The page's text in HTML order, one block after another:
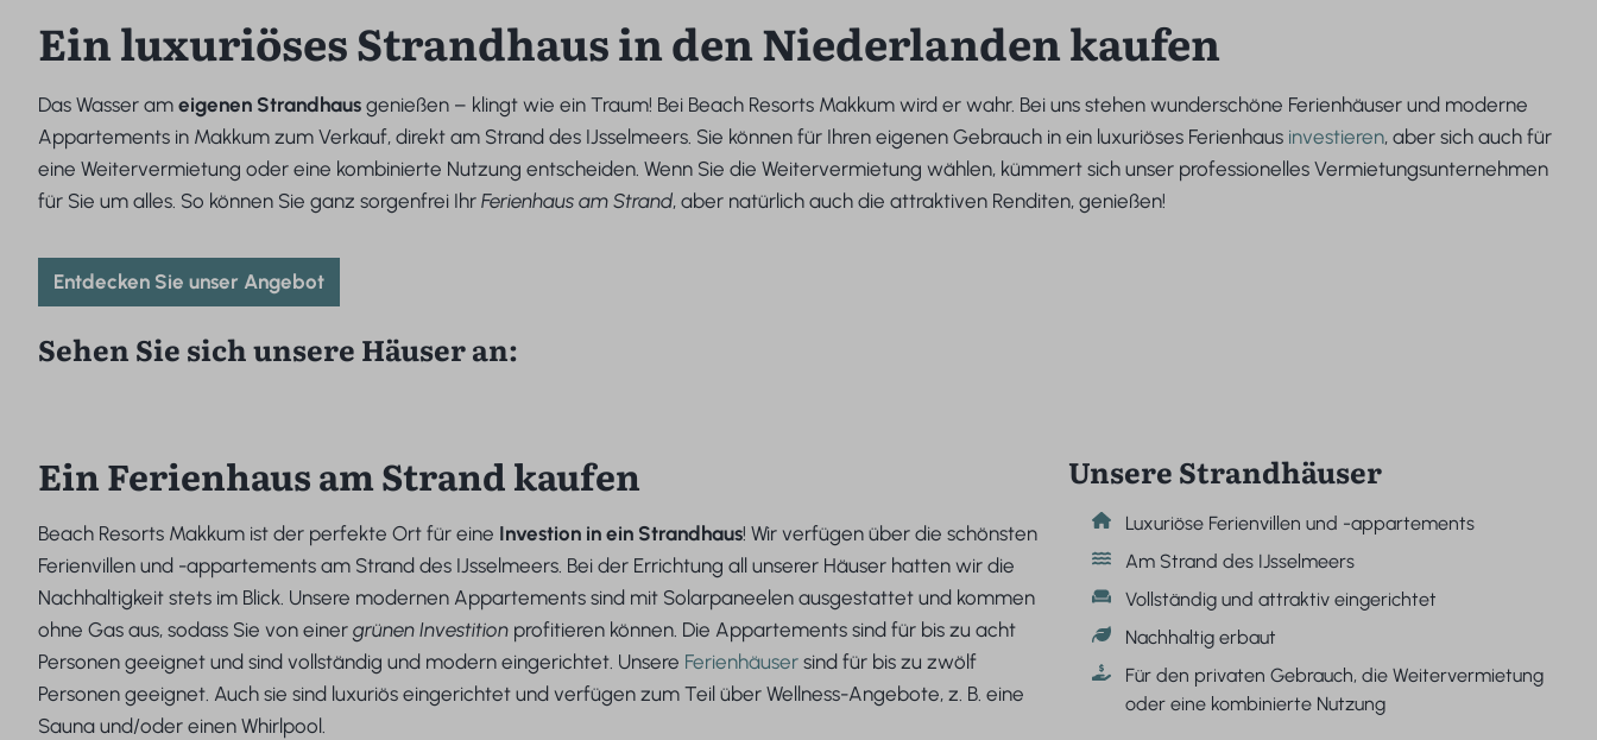
Ein luxuriöses Strandhaus in den Niederlanden kaufen
Das Wasser ameigenen Strandhaus genießen – klingt wie ein Traum! Bei Beach Resorts Makkum wird er wahr. Bei uns stehen wunderschöne Ferienhäuser und moderne
Appartements in Makkum zum Verkauf, direkt am Strand des IJsselmeers. Sie können für Ihren eigenen Gebrauch in ein luxuriöses Ferienhaus investieren, aber sich auch für
eine Weitervermietung oder eine kombinierte Nutzung entscheiden. Wenn Sie die Weitervermietung wählen, kümmert sich unser professionelles Vermietungsunternehmen
für Sie um alles. So können Sie ganz sorgenfrei IhrFerienhaus am Strand, aber natürlich auch die attraktiven Renditen, genießen!
Entdecken Sie unser Angebot
Sehen Sie sich unsere Häuser an:
Ein Ferienhaus am Strand kaufen
Beach Resorts Makkum ist der perfekte Ort für eine Investion in ein Strandhaus! Wir verfügen über die schönsten
Ferienvillen und -appartements am Strand des IJsselmeers. Bei der Errichtung all unserer Häuser hatten wir die
Nachhaltigkeit stets im Blick. Unsere modernen Appartements sind mit Solarpaneelen ausgestattet und kommen
ohne Gas aus, sodass Sie von einergrünen Investition profitieren können. Die Appartements sind für bis zu acht
Personen geeignet und sind vollständig und modern eingerichtet. Unsere Ferienhäuser sind für bis zu zwölf
Personen geeignet. Auch sie sind luxuriös eingerichtet und verfügen zum Teil über Wellness-Angebote, z. B. eine
Sauna und/oder einen Whirlpool.
Unsere Strandhäuser
Luxuriöse Ferienvillen und -appartements
Am Strand des IJsselmeers
Vollständig und attraktiv eingerichtet
Nachhaltig erbaut
Für den privaten Gebrauch, die Weitervermietung
oder eine kombinierte Nutzung